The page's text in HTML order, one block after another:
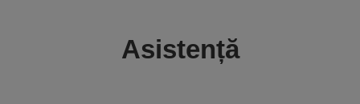
Asistență